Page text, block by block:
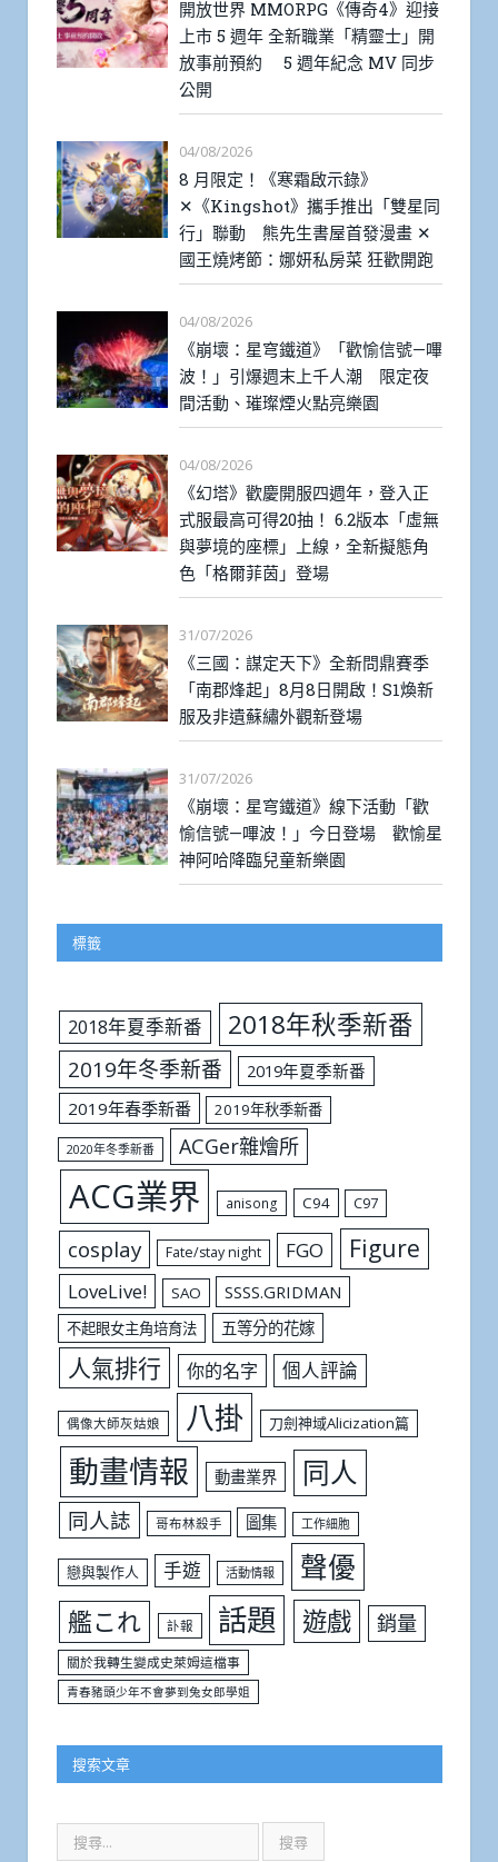
開放世界 MMORPG《傳奇4》迎接
上市 5 週年 全新職業「精靈士」開
放事前預約 5 週年紀念 MV 同步
公開
04/08/2026
8 月限定！《寒霜啟示錄》
✕《Kingshot》攜手推出「雙星同
行」聯動 熊先生書屋首發漫畫 ✕
國王燒烤節：娜妍私房菜 狂歡開跑
04/08/2026
《崩壞：星穹鐵道》「歡愉信號—嗶
波！」引爆週末上千人潮 限定夜
間活動、璀璨煙火點亮樂園
04/08/2026
《幻塔》歡慶開服四週年，登入正
式服最高可得20抽！ 6.2版本「虛無
與夢境的座標」上線，全新擬態角
色「格爾菲茵」登場
31/07/2026
《三國：謀定天下》全新問鼎賽季
「南郡烽起」8月8日開啟！S1煥新
服及非遺蘇繡外觀新登場
31/07/2026
《崩壞：星穹鐵道》線下活動「歡
愉信號—嗶波！」今日登場 歡愉星
神阿哈降臨兒童新樂園
標籤
2018年夏季新番 2018年秋季新番
2019年冬季新番
2019年夏季新番
2019年春季新番
2019年秋季新番
2020年冬季新番 ACGer雜燴所
ACG業界 anisong C94 C97
cosplay Fate/stay night FGO Figure
LoveLive! SAO SSSS.GRIDMAN
不起眼女主角培育法 五等分的花嫁
人氣排行 你的名字 個人評論
偶像大師灰姑娘 八掛 刀劍神域Alicization篇
動畫情報 動畫業界 同人
同人誌 哥布林殺手 圖集 工作細胞
戀與製作人 手遊 活動情報 聲優
艦これ 訃報 話題 遊戲 銷量
關於我轉生變成史萊姆這檔事
青春豬頭少年不會夢到兔女郎學姐
搜索文章